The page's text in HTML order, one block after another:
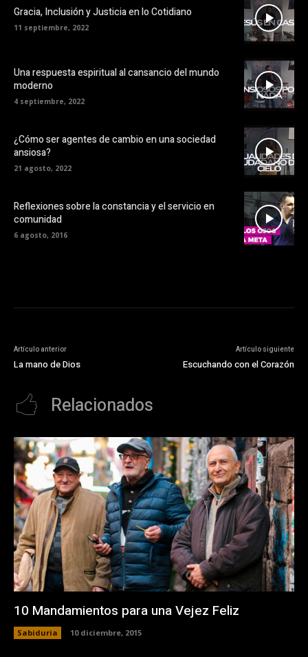
Gracia, Inclusión y Justicia en lo Cotidiano
11 septiembre, 2022
Una respuesta espiritual al cansancio del mundo
moderno
4 septiembre, 2022
¿Cómo ser agentes de cambio en una sociedad
ansiosa?
21 agosto, 2022
Reflexiones sobre la constancia y el servicio en
comunidad
6 agosto, 2016
Artículo anterior
La mano de Dios
Artículo siguiente
Escuchando con el Corazón
Relacionados
10 Mandamientos para una Vejez Feliz
Sabiduria 10 diciembre, 2015